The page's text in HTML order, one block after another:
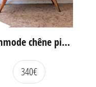
Commode chêne pieds compas vintage
340€